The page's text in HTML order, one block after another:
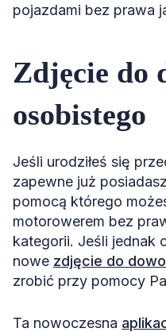
pojazdami bez prawa
Zdjęcie do
osobistego
Jeśli urodziłeś się
zapewne już
pomocą którego
motorowerem bez
kategorii. Jeśli jednak
nowe zdjęcie do
zrobić przy pomocy
Ta nowoczesna